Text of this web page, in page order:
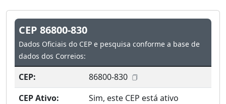
CEP 86800-830
Dados Oficiais do CEP e pesquisa conforme a base de
dados dos Correios:
CEP:
86800-830
CEP Ativo:
Sim, este CEP está ativo